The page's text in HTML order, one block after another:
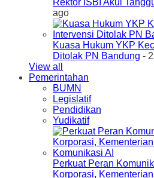
Rektor ISBI Akui
ago
Kuasa Hukum YKP
Ditolak PN Bandung -
View all
Pemerintahan
BUMN
Legislatif
Pendidikan
Yudikatif
Perkuat Peran
Korporasi,